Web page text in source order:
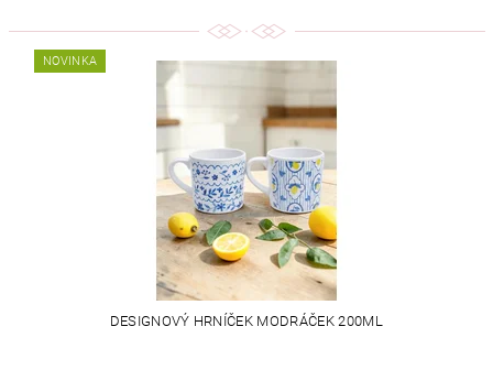
NOVINKA
DESIGNOVÝ HRNÍČEK MODRÁČEK 200ML